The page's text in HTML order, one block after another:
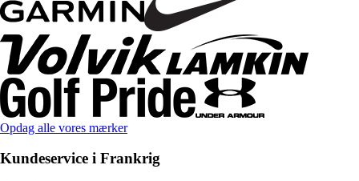
Opdag alle vores mærker
Kundeservice i Frankrig